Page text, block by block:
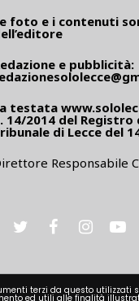
foto e i contenuti
e pubblicità:
testata
14/2014 del
di Lecce del
Responsabile
terzi da questo utilizzati
ed utili alle finalità